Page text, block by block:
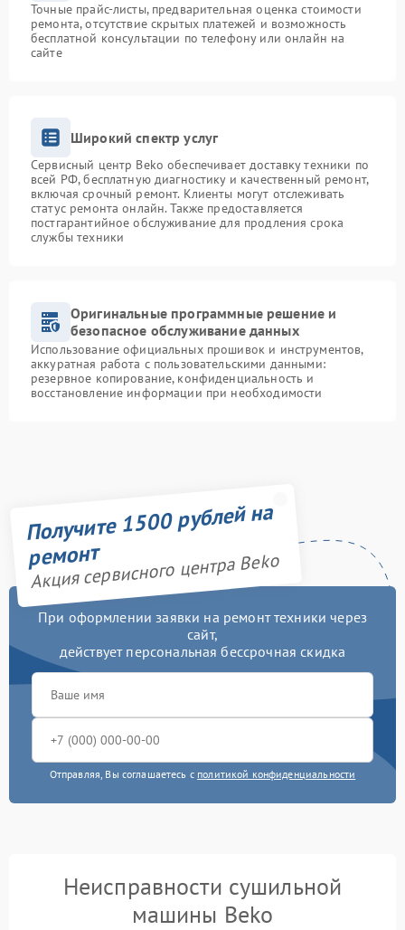
Точные прайс-листы, предварительная оценка стоимости
ремонта, отсутствие скрытых платежей и возможность
бесплатной консультации по телефону или онлайн на
сайте
Широкий спектр услуг
Сервисный центр Beko обеспечивает доставку техники по
всей РФ, бесплатную диагностику и качественный ремонт,
включая срочный ремонт. Клиенты могут отслеживать
статус ремонта онлайн. Также предоставляется
постгарантийное обслуживание для продления срока
службы техники
Оригинальные программные решение и
безопасное обслуживание данных
Использование официальных прошивок и инструментов,
аккуратная работа с пользовательскими данными:
резервное копирование, конфиденциальность и
восстановление информации при необходимости
Получите 1500 рублей на
ремонт
Акция сервисного центра Beko
При оформлении заявки на ремонт техники через
сайт,
действует персональная бессрочная скидка
Отправляя, Вы соглашаетесь с политикой конфиденциальности
Неисправности сушильной
машины Beko